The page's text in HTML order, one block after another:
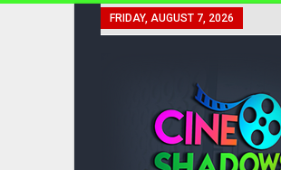
FRIDAY, AUGUST 7, 2026